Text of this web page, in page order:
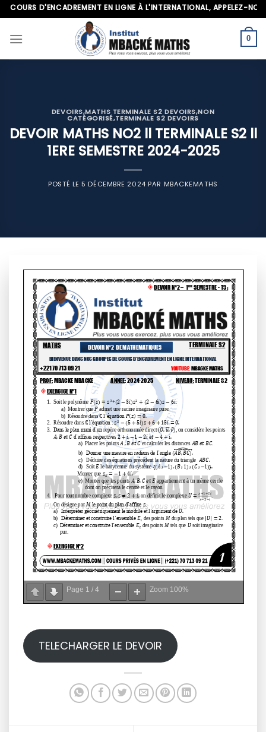
Skip
to
content
D'ENCADREMENT EN LIGNE À L'INTERNATIONAL, APPELEZ-NOUS
0
DEVOIRS,MATHS TERMINALE S2 DEVOIRS,NON
CATÉGORISÉ,TERMINALE S2 DEVOIRS
DEVOIR MATHS NO2 ll TERMINALE S2 ll
1ERE SEMESTRE 2024-2025
POSTÉ LE5 DÉCEMBRE 2024 PAR MBACKEMATHS
Page 1 / 4 Zoom 100%
TELECHARGER LE DEVOIR